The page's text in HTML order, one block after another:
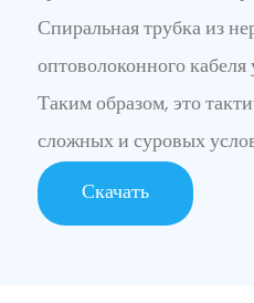
Спиральная трубка из
оптоволоконного
Таким образом, это
сложных и суровых
Скачать